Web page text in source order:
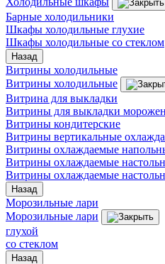
Барные холодильники
Шкафы холодильные глухие
Шкафы холодильные со стеклом
Назад
Витрины холодильные
Витрины холодильные
Витрина для выкладки
Витрины для выкладки
Витрины кондитерские
Витрины вертикальные
Витрины охлаждаемые
Витрины охлаждаемые
Витрины охлаждаемые
Назад
Морозильные лари
Морозильные лари
глухой
со стеклом
Назад